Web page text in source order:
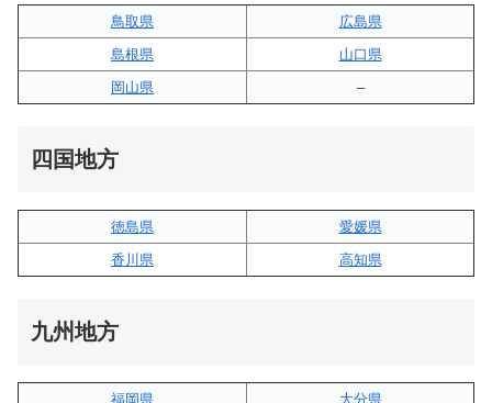
鳥取県
広島県
島根県
山口県
岡山県
–
四国地方
徳島県
愛媛県
香川県
高知県
九州地方
福岡県 大分県